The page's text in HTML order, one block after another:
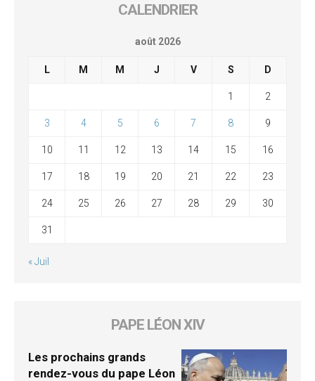
CALENDRIER
août 2026
L M M J V S D
1 2
3 4 5 6 7 8 9
10 11 12 13 14 15 16
17 18 19 20 21 22 23
24 25 26 27 28 29 30
31
« Juil
PAPE LÉON XIV
Les prochains grands
rendez-vous du pape Léon